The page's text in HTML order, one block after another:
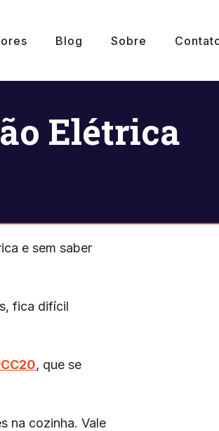
Blog Sobre
Elétrica
e sem saber
fica difícil
, que se
na cozinha. Vale